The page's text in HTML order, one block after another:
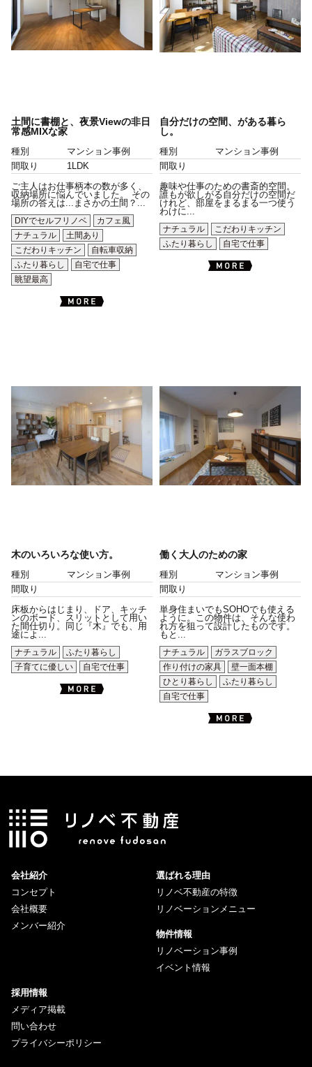
土間に書棚と、夜景Viewの非日
常感MIXな家
種別
マンション事例
間取り
1LDK
ご主人はお仕事柄本の数が多く、
収納場所に悩んでいました。 その
場所の答えは...まさかの土間？...
DIYでセルフリノベ
カフェ風
ナチュラル
土間あり
こだわりキッチン
自転車収納
ふたり暮らし
自宅で仕事
眺望最高
自分だけの空間、がある暮ら
し。
種別
マンション事例
間取り
趣味や仕事のための書斎的空間。
誰もが欲しがる自分だけの空間だ
けれど、部屋をまるまる一つ使う
わけに...
ナチュラル
こだわりキッチン
ふたり暮らし
自宅で仕事
木のいろいろな使い方。
種別
マンション事例
間取り
床板からはじまり、ドア、キッチ
ンのボード、スリットとして用い
た間仕切り。同じ『木』でも、用
途によ...
ナチュラル
ふたり暮らし
子育てに優しい
自宅で仕事
働く大人のための家
種別
マンション事例
間取り
単身住まいでもSOHOでも使える
ように。この物件は、そんな使わ
れ方を狙って設計したものです。
もと...
ナチュラル
ガラスブロック
作り付けの家具
壁一面本棚
ひとり暮らし
ふたり暮らし
自宅で仕事
会社紹介
コンセプト
会社概要
メンバー紹介
選ばれる理由
リノベ不動産の特徴
リノベーションメニュー
物件情報
リノベーション事例
イベント情報
採用情報
メディア掲載
問い合わせ
プライバシーポリシー